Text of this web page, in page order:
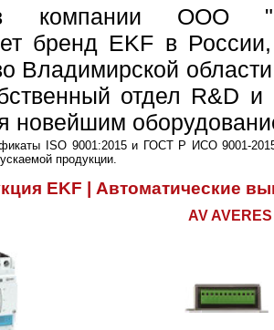
компании ООО
бренд EKF в
Владимирской
отдел R&D и
новейшим
ISO 9001:2015 и ГОСТ Р ИСО 9001-
продукции.
EKF | Автоматические
AV AVERES